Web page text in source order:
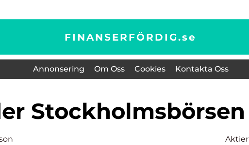
FINANSERFÖRDIG.se
Annonsering Om Oss Cookies Kontakta Oss
Stockholmsbörsen
Aktier